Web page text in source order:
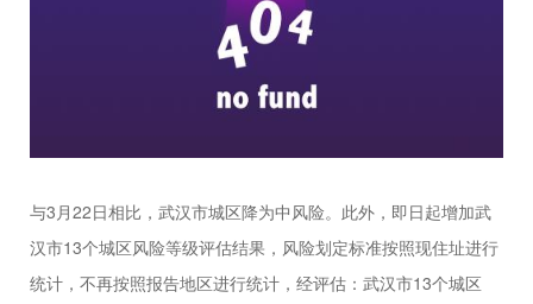
与3月22日相比，武汉市城区降为中风险。此外，即日起增加武
汉市13个城区风险等级评估结果，风险划定标准按照现住址进行
统计，不再按照报告地区进行统计，经评估：武汉市13个城区